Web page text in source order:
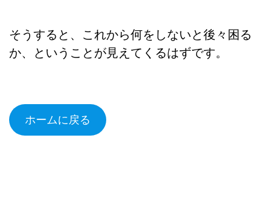
そうすると、これから何をしないと後々困る
か、ということが見えてくるはずです。
ホームに戻る